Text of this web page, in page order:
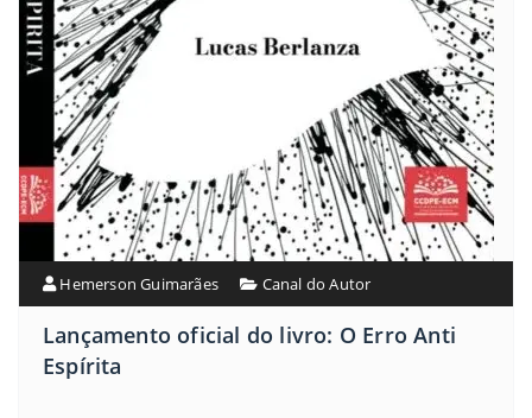
Hemerson Guimarães Canal do Autor
Lançamento oficial do livro: O Erro Anti
Espírita